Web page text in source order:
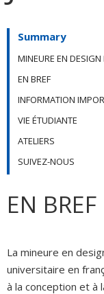
Summary
MINEURE EN DESIGN
EN BREF
INFORMATION
VIE ÉTUDIANTE
ATELIERS
SUIVEZ-NOUS
EN BREF
La mineure en
universitaire en
à la conception et à